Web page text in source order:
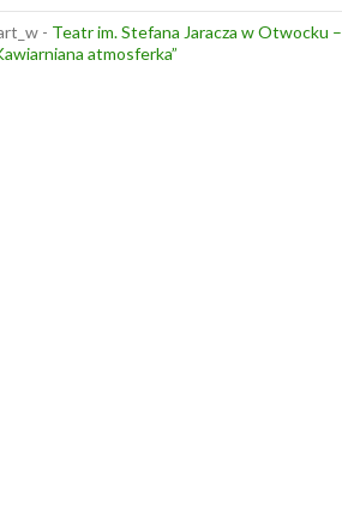
- Teatr im. Stefana Jaracza w Otwocku –
atmosferka”